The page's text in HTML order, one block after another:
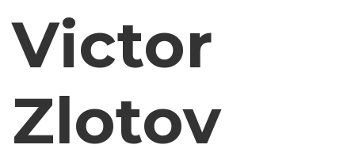
Victor
Zlotov